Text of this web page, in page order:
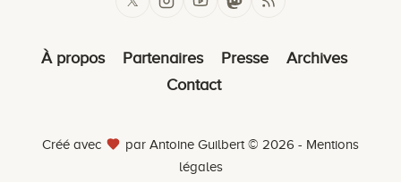
À propos Partenaires Presse
Archives
Contact
Créé avec par Antoine Guilbert © 2026 - Mentions
légales